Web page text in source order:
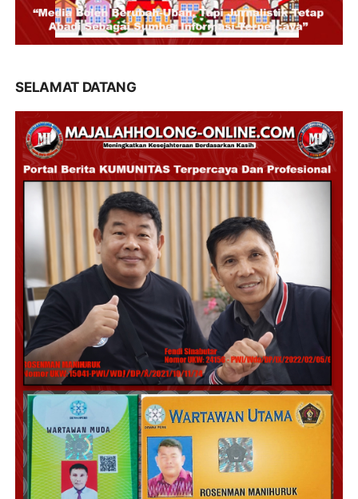
SELAMAT DATANG